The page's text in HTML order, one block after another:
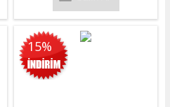
15%